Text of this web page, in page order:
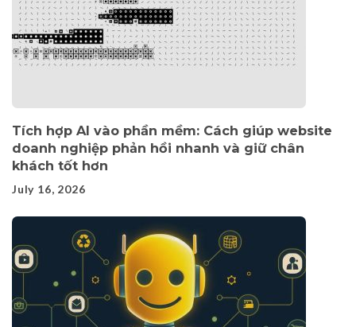
Tích hợp AI vào phần mềm: Cách giúp website
doanh nghiệp phản hồi nhanh và giữ chân
khách tốt hơn
July 16, 2026